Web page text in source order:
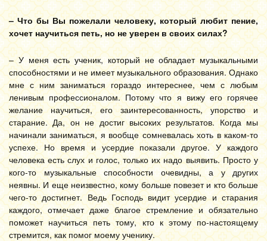
– Что бы Вы пожелали человеку, который любит пение,
хочет научиться петь, но не уверен в своих силах?
– У меня есть ученик, который не обладает музыкальными
способностями и не имеет музыкального образования. Однако
мне с ним заниматься гораздо интереснее, чем с любым
ленивым профессионалом. Потому что я вижу его горячее
желание научиться, его заинтересованность, упорство и
старание. Да, он не достиг высоких результатов. Когда мы
начинали заниматься, я вообще сомневалась хоть в каком-то
успехе. Но время и усердие показали другое. У каждого
человека есть слух и голос, только их надо выявить. Просто у
кого-то музыкальные способности очевидны, а у других
неявны. И еще неизвестно, кому больше повезет и кто больше
чего-то достигнет. Ведь Господь видит усердие и старания
каждого, отмечает даже благое стремление и обязательно
поможет научиться петь тому, кто к этому по-настоящему
стремится, как помог моему ученику.